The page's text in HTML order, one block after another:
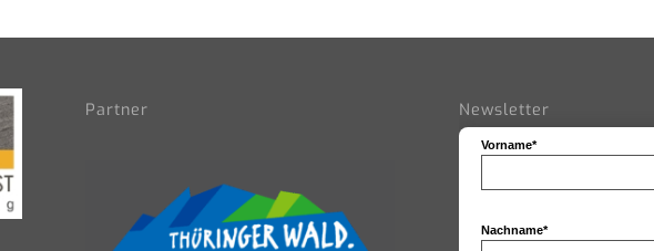
Partner Newsletter
Vorname*
Nachname*